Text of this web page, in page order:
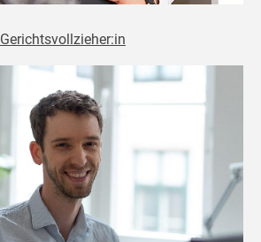
Gerichtsvollzieher:in